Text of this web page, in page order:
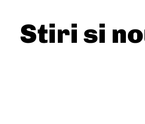
Stiri si